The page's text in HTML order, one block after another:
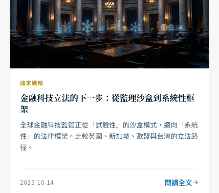
國家戰略
金融科技立法的下一步：從監理沙盒到系統性框
架
全球金融科技監管正從「試驗性」的沙盒模式，邁向「系統
性」的法律框架。比較英國、新加坡、歐盟與台灣的立法路
徑。
2025-10-14 閱讀全文